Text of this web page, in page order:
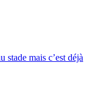
stade mais c’est déjà